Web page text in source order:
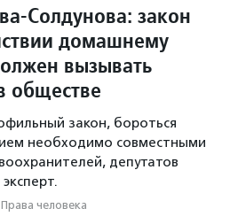
Солдунова: закон
домашнему
вызывать
обществе
закон, бороться
необходимо совместными
депутатов
Права человека